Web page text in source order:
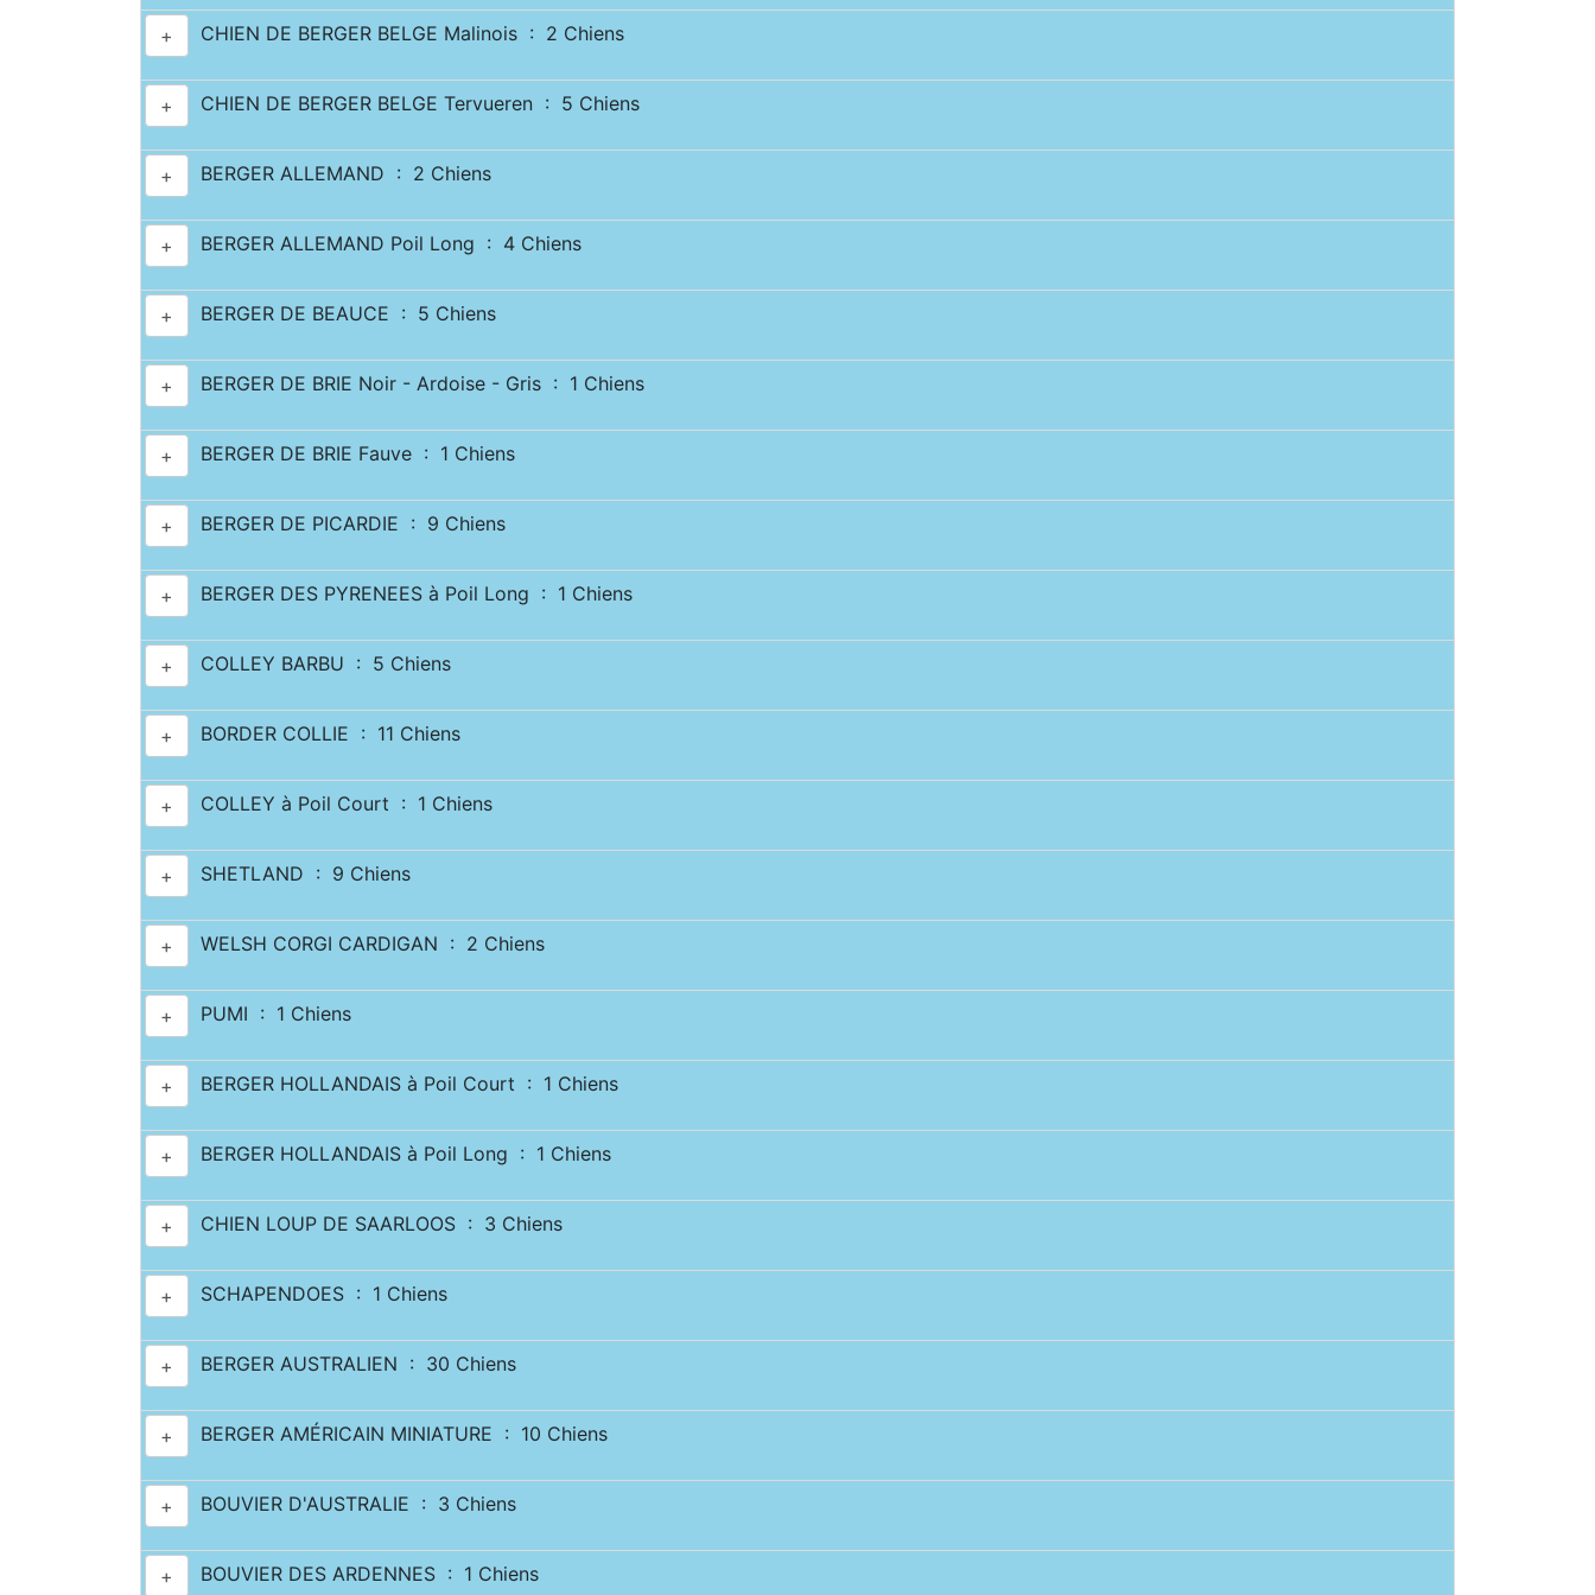
+ CHIEN DE BERGER BELGE Malinois : 2 Chiens
+ CHIEN DE BERGER BELGE Tervueren : 5 Chiens
+ BERGER ALLEMAND : 2 Chiens
+ BERGER ALLEMAND Poil Long : 4 Chiens
+ BERGER DE BEAUCE : 5 Chiens
+ BERGER DE BRIE Noir - Ardoise - Gris : 1 Chiens
+ BERGER DE BRIE Fauve : 1 Chiens
+ BERGER DE PICARDIE : 9 Chiens
+ BERGER DES PYRENEES à Poil Long : 1 Chiens
+ COLLEY BARBU : 5 Chiens
+ BORDER COLLIE : 11 Chiens
+ COLLEY à Poil Court : 1 Chiens
+ SHETLAND : 9 Chiens
+ WELSH CORGI CARDIGAN : 2 Chiens
+ PUMI : 1 Chiens
+ BERGER HOLLANDAIS à Poil Court : 1 Chiens
+ BERGER HOLLANDAIS à Poil Long : 1 Chiens
+ CHIEN LOUP DE SAARLOOS : 3 Chiens
+ SCHAPENDOES : 1 Chiens
+ BERGER AUSTRALIEN : 30 Chiens
+ BERGER AMÉRICAIN MINIATURE : 10 Chiens
+ BOUVIER D'AUSTRALIE : 3 Chiens
+ BOUVIER DES ARDENNES : 1 Chiens